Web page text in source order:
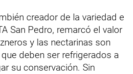
creador de la variedad e
San Pedro, remarcó el valor
y las nectarinas son
deben ser refrigerados a
su conservación. Sin